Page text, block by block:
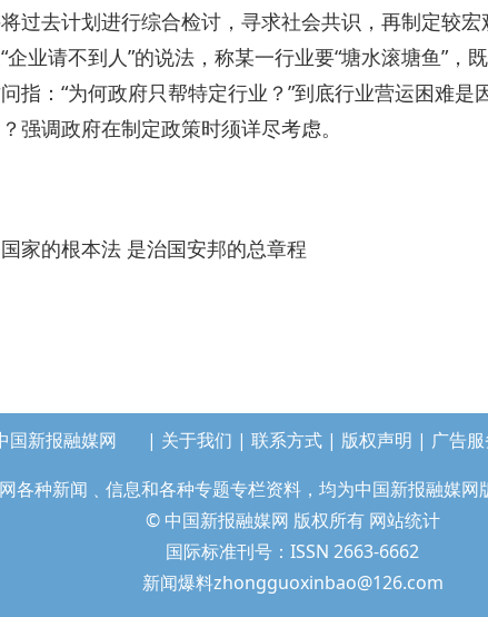
过去计划进行综合检讨，寻求社会共识，再制定较宏
请不到人”的说法，称某一行业要“塘水滚塘鱼”，
指：“为何政府只帮特定行业？”到底行业营运困难是
强调政府在制定政策时须详尽考虑。
家的根本法 是治国安邦的总章程
国新报融媒网 | 关于我们 | 联系方式 | 版权声明 | 广告
各种新闻﹑信息和各种专题专栏资料，均为中国新报融媒网
© 中国新报融媒网 版权所有 网站统计
国际标准刊号：ISSN 2663-6662
新闻爆料zhongguoxinbao@126.com